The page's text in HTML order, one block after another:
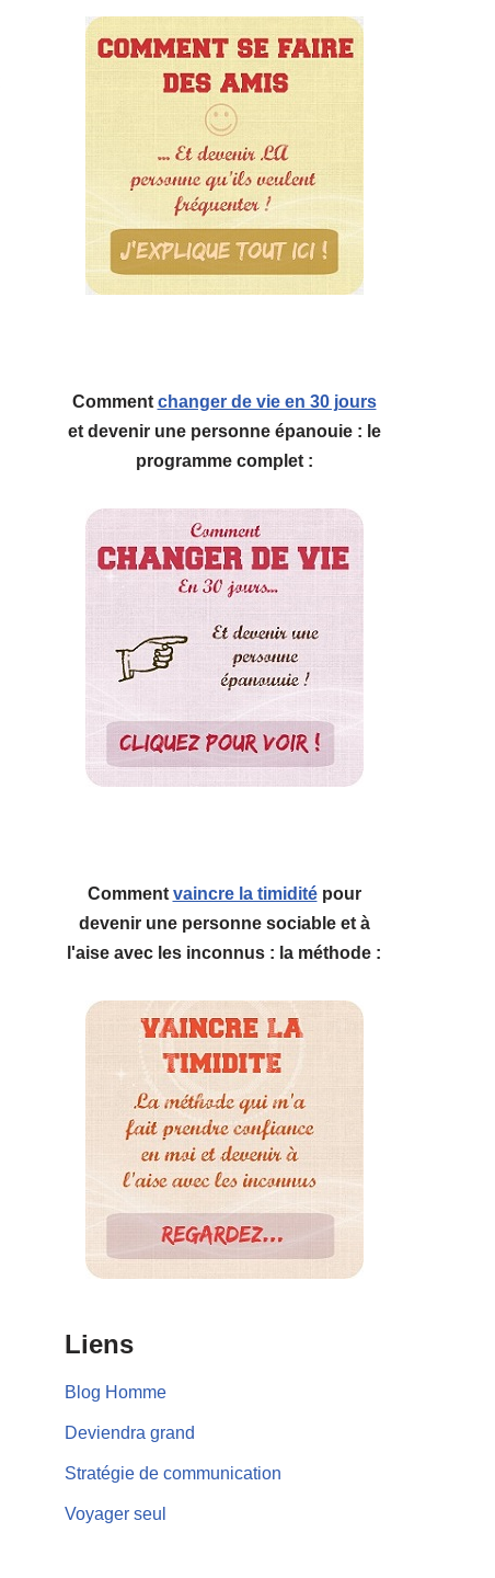
Comment changer de vie en 30 jours
et devenir une personne épanouie : le
programme complet :
Comment vaincre la timiditépour
devenir une personne sociable et à
l'aise avec les inconnus : la méthode :
Liens
Blog Homme
Deviendra grand
Stratégie de communication
Voyager seul